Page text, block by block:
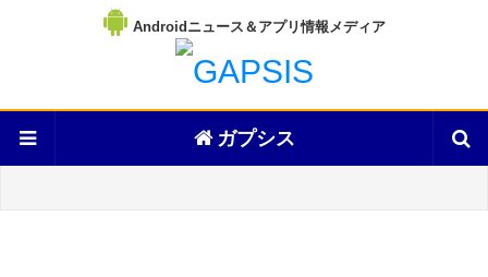
Androidニュース＆アプリ情報メディア
ガプシス